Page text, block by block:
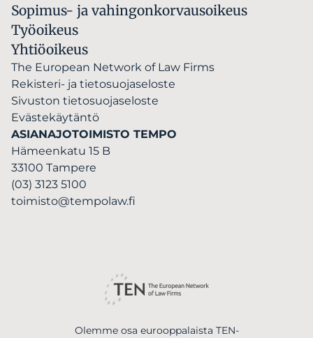
Sopimus- ja vahingonkorvausoikeus
Työoikeus
Yhtiöoikeus
The European Network of Law Firms
Rekisteri- ja tietosuojaseloste
Sivuston tietosuojaseloste
Evästekäytäntö
ASIANAJOTOIMISTO TEMPO
Hämeenkatu 15 B
33100 Tampere
(03) 3123 5100
toimisto@tempolaw.fi
Olemme osa eurooppalaista TEN-